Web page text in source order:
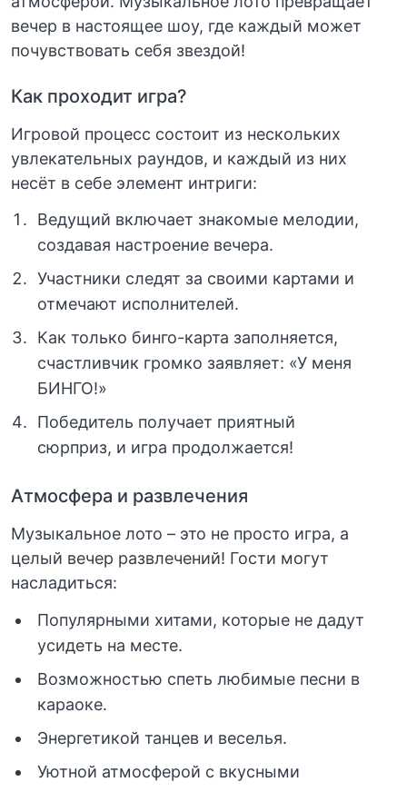
вечер в настоящее шоу, где каждый может
почувствовать себя звездой!
Как проходит игра?
Игровой процесс состоит из нескольких
увлекательных раундов, и каждый из них
несёт в себе элемент интриги:
Ведущий включает знакомые мелодии,
создавая настроение вечера.
Участники следят за своими картами и
отмечают исполнителей.
Как только бинго-карта заполняется,
счастливчик громко заявляет: «У меня
БИНГО!»
Победитель получает приятный
сюрприз, и игра продолжается!
Атмосфера и развлечения
Музыкальное лото – это не просто игра, а
целый вечер развлечений! Гости могут
насладиться:
Популярными хитами, которые не дадут
усидеть на месте.
Возможностью спеть любимые песни в
караоке.
Энергетикой танцев и веселья.
Уютной атмосферой с вкусными